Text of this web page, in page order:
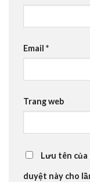
Email *
Trang web
Lưu tên
duyệt này cho